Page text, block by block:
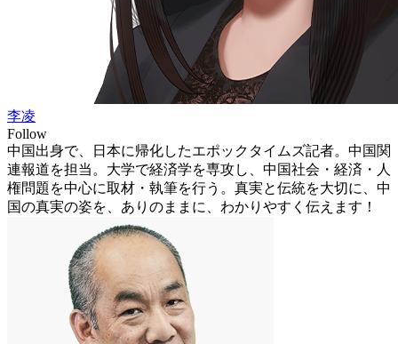
李凌
Follow
中国出身で、日本に帰化したエポックタイムズ記者。中国関
連報道を担当。大学で経済学を専攻し、中国社会・経済・人
権問題を中心に取材・執筆を行う。真実と伝統を大切に、中
国の真実の姿を、ありのままに、わかりやすく伝えます！